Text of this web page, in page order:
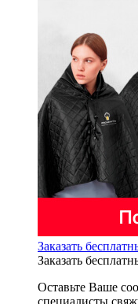
Заказать
Заказать
Оставьте Ваше
специалисты